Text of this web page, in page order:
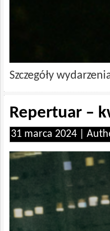
Szczegóły
Repertuar –
31 marca 2024 |